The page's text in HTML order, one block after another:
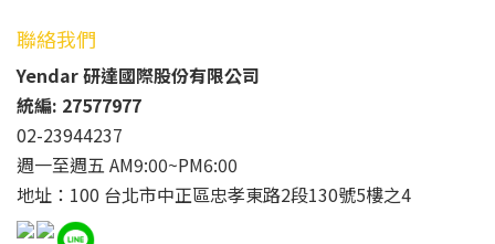
聯絡我們
Yendar 研達國際股份有限公司
統編: 27577977
02-23944237
週一至週五 AM9:00~PM6:00
地址：100 台北市中正區忠孝東路2段130號5樓之4